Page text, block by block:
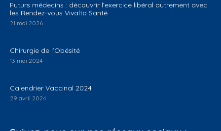
Futurs médecins : découvrir l’exercice libéral autrement avec
les Rendez-vous Vivalto Santé
21 mai 2026
Chirurgie de l’Obésité
13 mai 2024
Calendrier Vaccinal 2024
29 avril 2024